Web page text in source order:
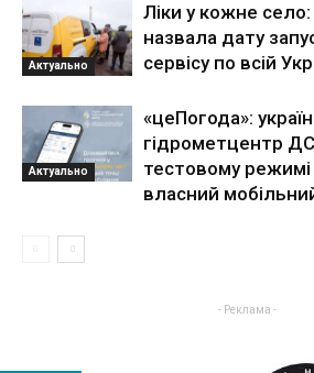
Актуально
Ліки у кожне
назвала дату
сервісу по всій
Актуально
«цеПогода»:
гідрометцентр
тестовому режимі
власний
- Реклама -